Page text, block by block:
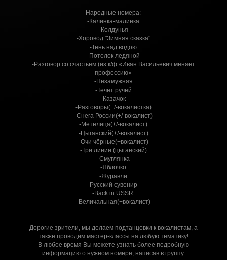
Народные номера:
-Калинка-малинка
-Колдунья
-Хоровод "Зимняя сказка"
-Тень над водою
-Потолок ледяной
-Разговор со счастьем (из к/ф «Иван Васильевич меняет
профессию»
-Незамужняя
-Течёт ручей
-Казачок
-Разговоры(+/-вокалистка)
-Снега России(+/-вокалист)
-Метелица(+/-вокалист)
-Цыганский(+/-вокалист)
-Очи чёрные(+вокалист)
-Три линии (цыганский)
-Смуглянка
-Яблочко
-Журавли
-Русский сувенир
-Back in USSR
-Величальная(+вокалист)
Дорогие зрители, мы делаем подтанцовки к вокалистам, а
также проводим мастер-классы на любую тематику!
В любое время Вы можете узнать более подробную
информацию о нужном номере, написав в группу.